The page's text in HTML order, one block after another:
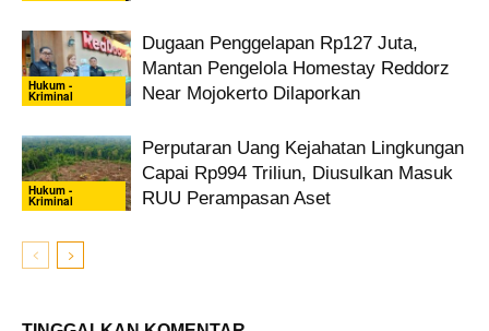
Hukum -
Kriminal
Dugaan Penggelapan Rp127 Juta,
Mantan Pengelola Homestay Reddorz
Near Mojokerto Dilaporkan
Hukum -
Kriminal
Perputaran Uang Kejahatan Lingkungan
Capai Rp994 Triliun, Diusulkan Masuk
RUU Perampasan Aset